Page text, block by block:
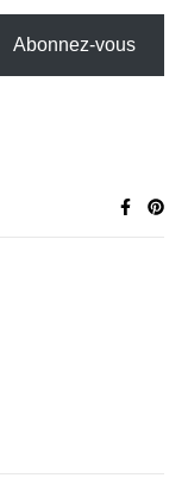
Abonnez-vous